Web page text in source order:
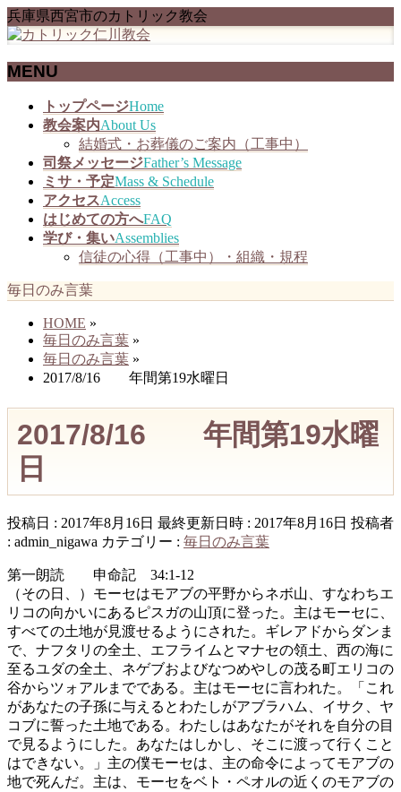
兵庫県西宮市のカトリック教会
MENU
トップページHome
教会案内About Us
結婚式・お葬儀のご案内（工事中）
司祭メッセージFather’s Message
ミサ・予定Mass & Schedule
アクセスAccess
はじめての方へFAQ
学び・集いAssemblies
信徒の心得（工事中）・組織・規程
毎日のみ言葉
HOME »
毎日のみ言葉 »
毎日のみ言葉 »
2017/8/16 年間第19水曜日
2017/8/16 年間第19水曜
日
投稿日 : 2017年8月16日 最終更新日時 : 2017年8月16日 投稿者
: admin_nigawa カテゴリー : 毎日のみ言葉
第一朗読 申命記 34:1-12
（その日、）モーセはモアブの平野からネボ山、すなわちエ
リコの向かいにあるピスガの山頂に登った。主はモーセに、
すべての土地が見渡せるようにされた。ギレアドからダンま
で、ナフタリの全土、エフライムとマナセの領土、西の海に
至るユダの全土、ネゲブおよびなつめやしの茂る町エリコの
谷からツォアルまでである。主はモーセに言われた。「これ
があなたの子孫に与えるとわたしがアブラハム、イサク、ヤ
コブに誓った土地である。わたしはあなたがそれを自分の目
で見るようにした。あなたはしかし、そこに渡って行くこと
はできない。」主の僕モーセは、主の命令によってモアブの
地で死んだ。主は、モーセをベト・ペオルの近くのモアブの